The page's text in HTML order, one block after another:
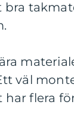
väl
flera